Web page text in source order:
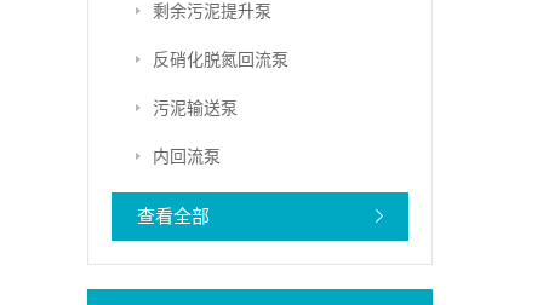
剩余污泥提升泵
反硝化脱氮回流泵
污泥输送泵
内回流泵
查看全部